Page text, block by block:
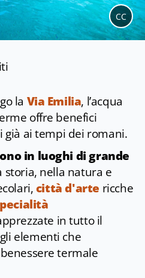
CC
la Via Emilia, l’acqua
offre benefici
già ai tempi dei romani.
in luoghi di grande
storia, nella natura e
città d'arte ricche
in tutto il
elementi che
termale